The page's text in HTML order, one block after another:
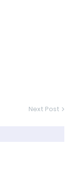
Next Post